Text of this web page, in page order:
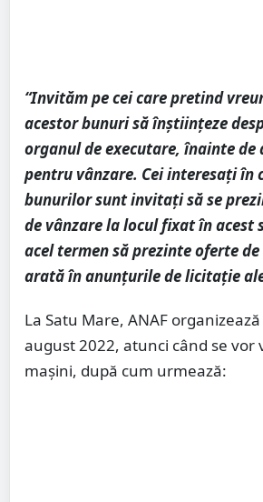
“Invităm pe cei care pretind
acestor bunuri să înştiinţeze
organul de executare, înainte
pentru vânzare. Cei interesaţi în
bunurilor sunt invitaţi să se
de vânzare la locul fixat în acest
acel termen să prezinte oferte de
arată în anunţurile de licitaţie
La Satu Mare, ANAF
august 2022, atunci când se vor
maşini, după cum urmează: